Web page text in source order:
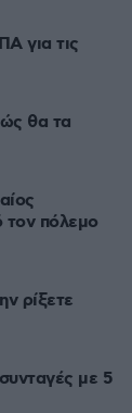
για τις
θα τα
τον πόλεμο
ρίξετε
με 5